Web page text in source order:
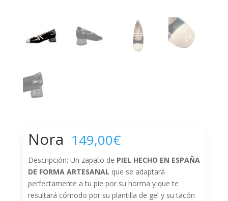
Nora 149,00€
Descripción: Un zapato de PIEL HECHO EN ESPAÑA
DE FORMA ARTESANAL que se adaptará
perfectamente a tu pie por su horma y que te
resultará cómodo por su plantilla de gel y su tacón